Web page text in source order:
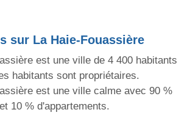
sur La Haie-Fouassière
est une ville de 4 400 habitants
habitants sont propriétaires.
est une ville calme avec 90 %
10 % d'appartements.